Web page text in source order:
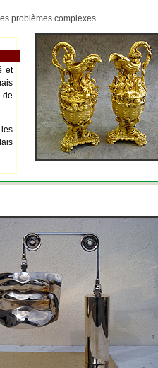
problèmes complexes.
et